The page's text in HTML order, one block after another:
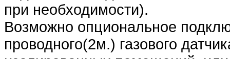
при необходимости).
Возможно опциональное
проводного(2м.) газового